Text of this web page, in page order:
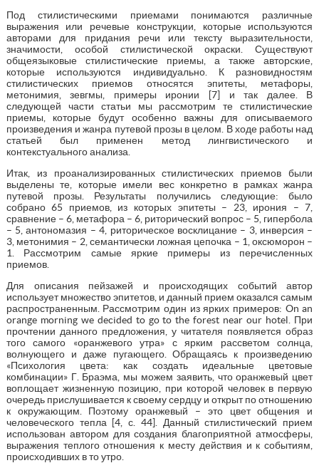
Под стилистическими приемами понимаются различные
выражения или речевые конструкции, которые используются
авторами для придания речи или тексту выразительности,
значимости, особой стилистической окраски. Существуют
общеязыковые стилистические приемы, а также авторские,
которые используются индивидуально. К разновидностям
стилистических приемов относятся эпитеты, метафоры,
метонимия, зевгмы, примеры иронии [7] и так далее. В
следующей части статьи мы рассмотрим те стилистические
приемы, которые будут особенно важны для описываемого
произведения и жанра путевой прозы в целом. В ходе работы над
статьей был применен метод лингвистического и
контекстуального анализа.
Итак, из проанализированных стилистических приемов были
выделены те, которые имели вес конкретно в рамках жанра
путевой прозы. Результаты получились следующие: было
собрано 65 приемов, из которых эпитеты – 23, ирония – 7,
сравнение – 6, метафора – 6, риторический вопрос – 5, гипербола
– 5, антономазия – 4, риторическое восклицание – 3, инверсия –
3, метонимия – 2, семантически ложная цепочка – 1, оксюморон –
1. Рассмотрим самые яркие примеры из перечисленных
приемов.
Для описания пейзажей и происходящих событий автор
использует множество эпитетов, и данный прием оказался самым
распространенным. Рассмотрим один из ярких примеров: On an
orange morning we decided to go to the forest near our hotel. При
прочтении данного предложения, у читателя появляется образ
того самого «оранжевого утра» с ярким рассветом солнца,
волнующего и даже пугающего. Обращаясь к произведению
«Психология цвета: как создать идеальные цветовые
комбинации» Г. Браэма, мы можем заявить, что оранжевый цвет
воплощает жизненную позицию, при которой человек в первую
очередь прислушивается к своему сердцу и открыт по отношению
к окружающим. Поэтому оранжевый – это цвет общения и
человеческого тепла [4, с. 44]. Данный стилистический прием
использован автором для создания благоприятной атмосферы,
выражения теплого отношения к месту действия и к событиям,
происходивших в то утро.